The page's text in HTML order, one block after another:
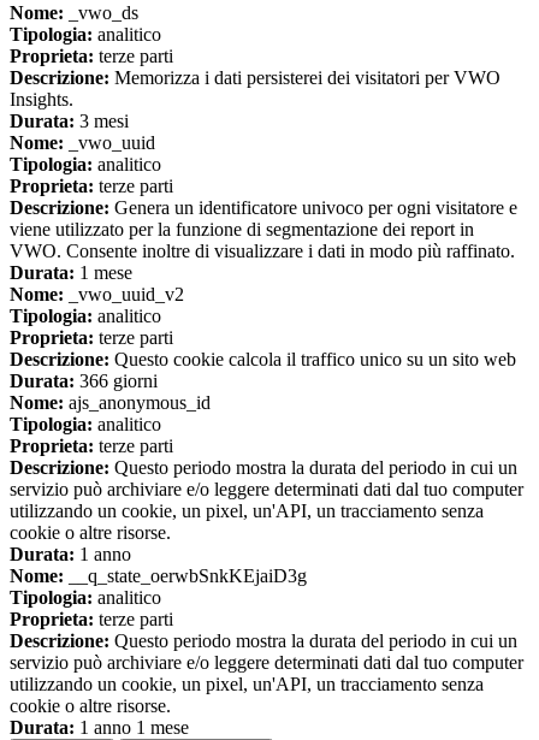
Nome: _vwo_ds
Tipologia: analitico
Proprieta: terze parti
Descrizione: Memorizza i dati persisterei dei visitatori per VWO
Insights.
Durata: 3 mesi
Nome: _vwo_uuid
Tipologia: analitico
Proprieta: terze parti
Descrizione: Genera un identificatore univoco per ogni visitatore e
viene utilizzato per la funzione di segmentazione dei report in
VWO. Consente inoltre di visualizzare i dati in modo più raffinato.
Durata: 1 mese
Nome: _vwo_uuid_v2
Tipologia: analitico
Proprieta: terze parti
Descrizione: Questo cookie calcola il traffico unico su un sito web
Durata: 366 giorni
Nome: ajs_anonymous_id
Tipologia: analitico
Proprieta: terze parti
Descrizione: Questo periodo mostra la durata del periodo in cui un
servizio può archiviare e/o leggere determinati dati dal tuo computer
utilizzando un cookie, un pixel, un'API, un tracciamento senza
cookie o altre risorse.
Durata: 1 anno
Nome: __q_state_oerwbSnkKEjaiD3g
Tipologia: analitico
Proprieta: terze parti
Descrizione: Questo periodo mostra la durata del periodo in cui un
servizio può archiviare e/o leggere determinati dati dal tuo computer
utilizzando un cookie, un pixel, un'API, un tracciamento senza
cookie o altre risorse.
Durata: 1 anno 1 mese